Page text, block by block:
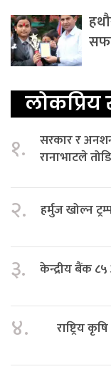
लोकप्रिय
१.
सरकार र
रानाभाटले
२. हर्मुज खोल्न
३. केन्द्रीय बैंक ८५
४. राष्ट्रिय